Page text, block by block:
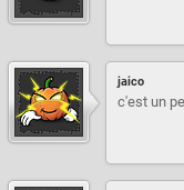
jaico
c'est un